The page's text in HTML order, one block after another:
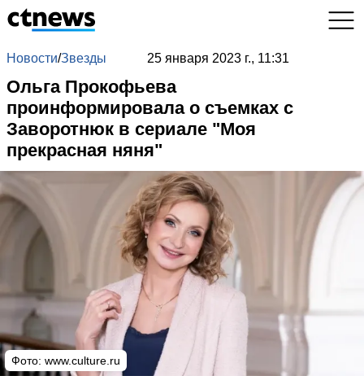
Новости/Звезды 25 января 2023 г., 11:31
Ольга Прокофьева
проинформировала о съемках с
Заворотнюк в сериале "Моя
прекрасная няня"
Фото: www.culture.ru